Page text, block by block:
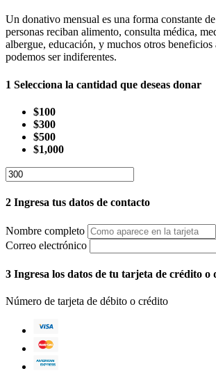
Un donativo mensual es una forma constante
personas reciban alimento, consulta médica,
albergue, educación, y muchos otros beneficios
podemos ser indiferentes.
1 Selecciona la cantidad que deseas donar
$100
$300
$500
$1,000
2 Ingresa tus datos de contacto
Nombre completo
Correo electrónico
3 Ingresa los datos de tu tarjeta de crédito o
Número de tarjeta de débito o crédito